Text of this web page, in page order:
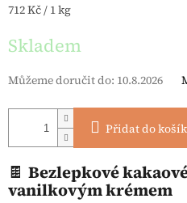
Měrná cena:
712 Kč / 1 kg
Skladem
Můžeme doručit do: 10.8.2026
Přidat do
🍫 Bezlepkové
vanilkovým krémem